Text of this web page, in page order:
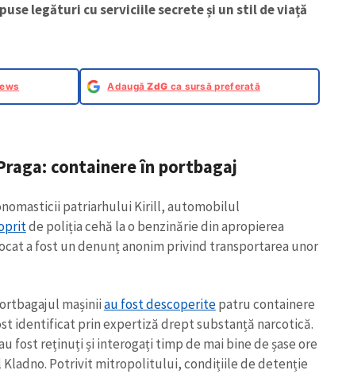
legături cu serviciile secrete și un stil de viață
AdaugăZdG ca sursă preferată
containere în portbagaj
onomasticii patriarhului Kirill, automobilul
de poliția cehă la o benzinărie din apropierea
a fost un denunț anonim privind transportarea unor
mașiniiau fost descoperitepatru containere
identificat prin expertiză drept substanță narcotică.
fost reținuți și interogați timp de mai bine de șase ore
Kladno. Potrivit mitropolitului, condițiile de detenție